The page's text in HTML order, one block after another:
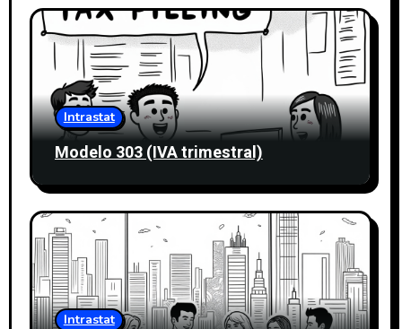
Intrastat
Modelo 303 (IVA trimestral)
Intrastat